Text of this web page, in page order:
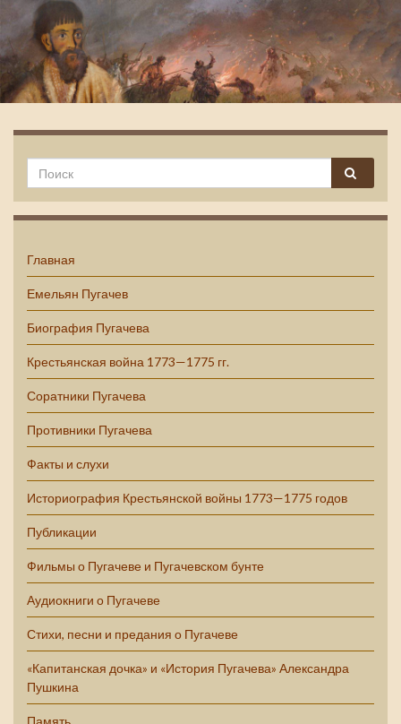
Емельян Пугачев
Главная
Емельян Пугачев
Биография Пугачева
Крестьянская война 1773—1775 гг.
Соратники Пугачева
Противники Пугачева
Факты и слухи
Историография Крестьянской войны 1773—1775 годов
Публикации
Фильмы о Пугачеве и Пугачевском бунте
Аудиокниги о Пугачеве
Стихи, песни и предания о Пугачеве
«Капитанская дочка» и «История Пугачева» Александра
Пушкина